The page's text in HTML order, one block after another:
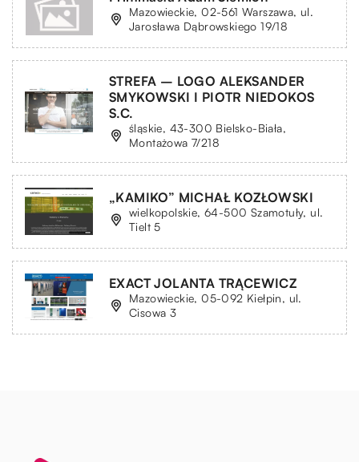
Mazowieckie, 02-561 Warszawa, ul.
Jarosława Dąbrowskiego 19/18
STREFA – LOGO ALEKSANDER
SMYKOWSKI I PIOTR NIEDOKOS
S.C.
śląskie, 43-300 Bielsko-Biała,
Montażowa 7/218
„KAMIKO” MICHAŁ KOZŁOWSKI
wielkopolskie, 64-500 Szamotuły, ul.
Tielt 5
EXACT JOLANTA TRĄCEWICZ
Mazowieckie, 05-092 Kiełpin, ul.
Cisowa 3